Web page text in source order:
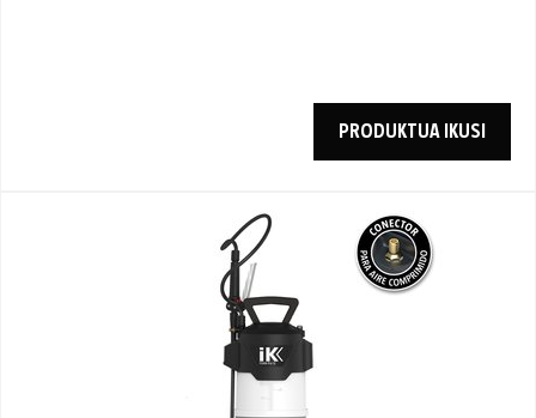
PRODUKTUA IKUSI